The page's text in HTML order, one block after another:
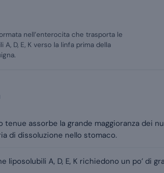
nell’enterocita che trasporta le
A, D, E, K verso la linfa prima della
tenue assorbe la grande maggioranza dei
di dissoluzione nello stomaco.
liposolubili A, D, E, K richiedono un po’ di